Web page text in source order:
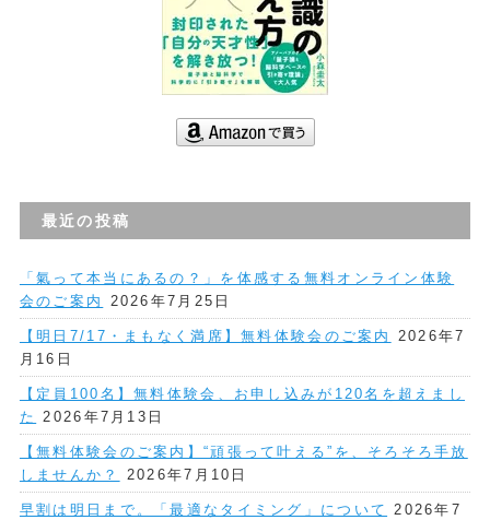
最近の投稿
「氣って本当にあるの？」を体感する無料オンライン体験
会のご案内
2026年7月25日
【明日7/17・まもなく満席】無料体験会のご案内
2026年7
月16日
【定員100名】無料体験会、お申し込みが120名を超えまし
た
2026年7月13日
【無料体験会のご案内】“頑張って叶える”を、そろそろ手放
しませんか？
2026年7月10日
早割は明日まで。「最適なタイミング」について
2026年7